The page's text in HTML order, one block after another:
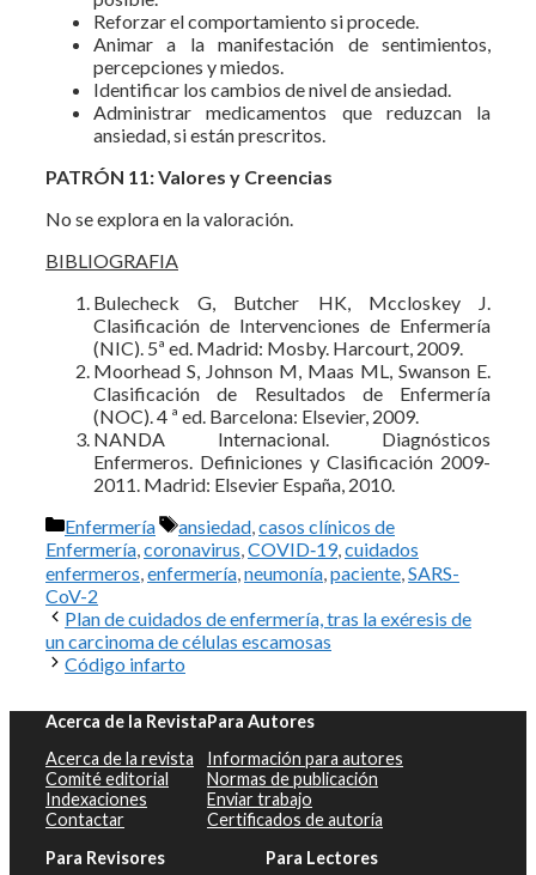
Reforzar el comportamiento si procede.
Animar a la manifestación de sentimientos,
percepciones y miedos.
Identificar los cambios de nivel de ansiedad.
Administrar medicamentos que reduzcan la
ansiedad, si están prescritos.
PATRÓN 11: Valores y Creencias
No se explora en la valoración.
BIBLIOGRAFIA
Bulecheck G, Butcher HK, Mccloskey J.
Clasificación de Intervenciones de Enfermería
(NIC). 5ª ed. Madrid: Mosby. Harcourt, 2009.
Moorhead S, Johnson M, Maas ML, Swanson E.
Clasificación de Resultados de Enfermería
(NOC). 4 ª ed. Barcelona: Elsevier, 2009.
NANDA Internacional. Diagnósticos
Enfermeros. Definiciones y Clasificación 2009-
2011. Madrid: Elsevier España, 2010.
Categorías
Enfermería Etiquetas
ansiedad casos clínicos de
Enfermería coronavirus COVID‑19, cuidados
enfermeros enfermería neumonía paciente SARS-
CoV-2
Plan de cuidados de enfermería, tras la exéresis de
un carcinoma de células escamosas
Código infarto
Acerca de la Revista
Acerca de la revista
Comité editorial
Indexaciones
Contactar
Para Autores
Información para autores
Normas de publicación
Enviar trabajo
Certificados de autoría
Para Revisores
Para Lectores